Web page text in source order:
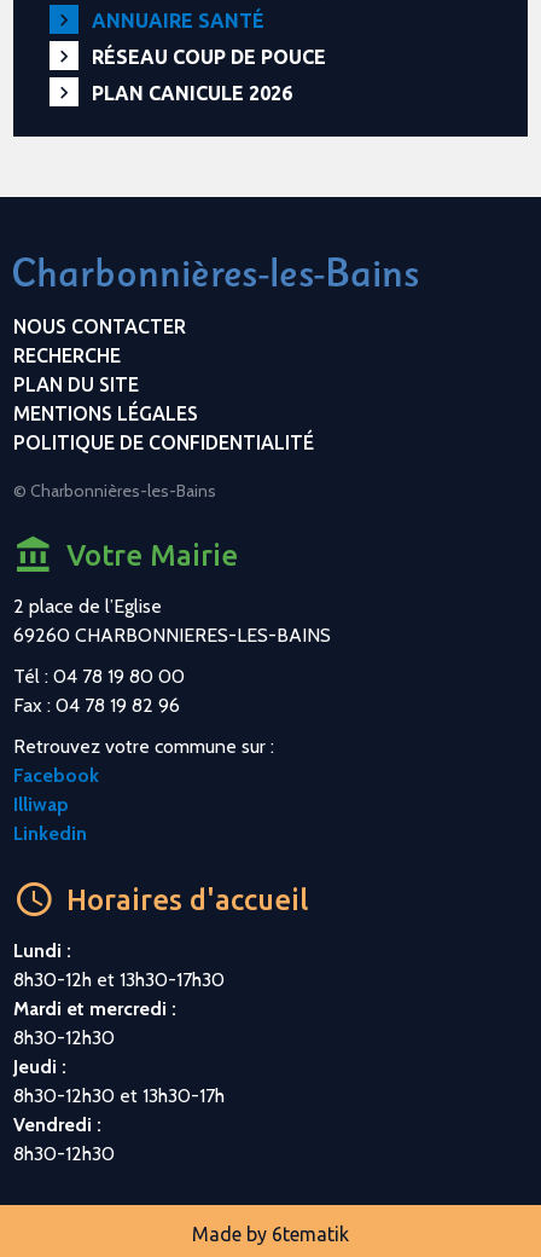
ANNUAIRE SANTÉ
RÉSEAU COUP DE POUCE
PLAN CANICULE 2026
NOUS CONTACTER
RECHERCHE
PLAN DU SITE
MENTIONS LÉGALES
POLITIQUE DE CONFIDENTIALITÉ
© Charbonnières-les-Bains
Votre Mairie
2 place de l’Eglise
69260 CHARBONNIERES-LES-BAINS
Tél : 04 78 19 80 00
Fax : 04 78 19 82 96
Retrouvez votre commune sur :
Facebook
Illiwap
Linkedin
Horaires d'accueil
Lundi :
8h30-12h et 13h30-17h30
Mardi et mercredi :
8h30-12h30
Jeudi :
8h30-12h30 et 13h30-17h
Vendredi :
8h30-12h30
Made by 6tematik